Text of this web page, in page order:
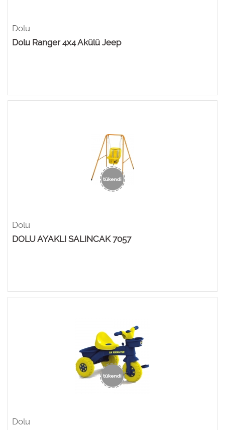
Dolu
Dolu Ranger 4x4 Akülü Jeep
Dolu
DOLU AYAKLI SALINCAK 7057
Dolu